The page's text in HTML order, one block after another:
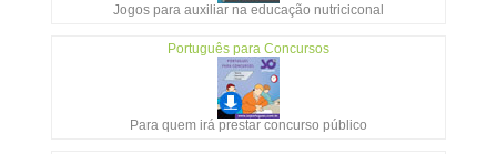
Jogos para auxiliar na educação nutriciconal
Português para Concursos
Para quem irá prestar concurso público